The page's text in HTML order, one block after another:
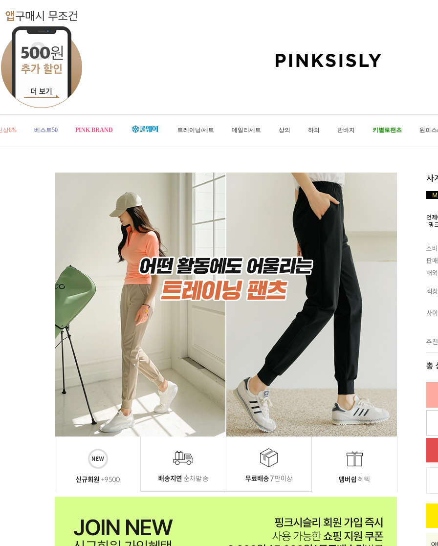
상8% 베스트50 PINK BRAND 트레이닝/세트 데일리세트 상의 하의 반바지 키별로팬츠 원피
사
언
"핑
소
판
해
색상
사
추
총